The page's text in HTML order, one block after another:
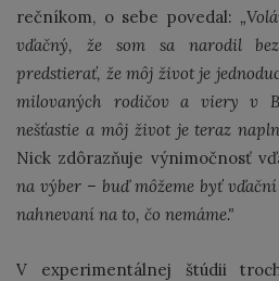
rečníkom, o sebe povedal:
vďačný, že som sa narodil
predstierať, že môj život je
milovaných rodičov a viery v
nešťastie a môj život je teraz
Nick zdôrazňuje výnimočnosť
na výber – buď môžeme byť
nahnevaní na to, čo nemáme."
V experimentálnej štúdii